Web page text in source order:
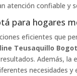
atención confiable y
para hogares
eficientes que
Teusaquillo
Además,
necesidades y